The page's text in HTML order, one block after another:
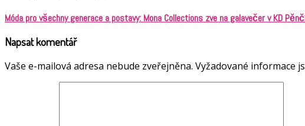
Móda pro všechny generace a postavy: Mona Collections zve na galavečer v KD
Napsat komentář
Vaše e-mailová adresa nebude zveřejněna. Vyžadované informace